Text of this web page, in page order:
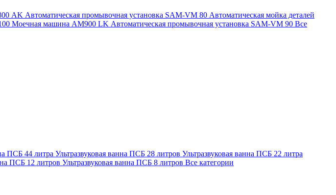
AK Автоматическая промывочная установка SAM-VM 80 Автоматическая мойка деталей
Моечная машина AM900 LK Автоматическая промывочная установка SAM-VM 90 Все
ПСБ 44 литра Ультразвуковая ванна ПСБ 28 литров Ультразвуковая ванна ПСБ 22 литра
ПСБ 12 литров Ультразвуковая ванна ПСБ 8 литров Все категории